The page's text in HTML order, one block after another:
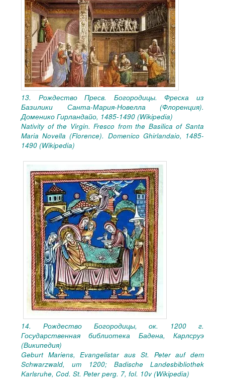
13. Рождество Пресв. Богородицы. Фреска из
Базилики Санта-Мария-Новелла (Флоренция).
Доменико Гирландайо, 1485-1490 (Wikipedia)
Nativity of the Virgin. Fresco from the Basilica of Santa
Maria Novella (Florence). Domenico Ghirlandaio, 1485-
1490 (Wikipedia)
14. Рождество Богородицы, ок. 1200 г.
Государственная библиотека Бадена, Карлсруэ
(Википедия)
Geburt Mariens, Evangelistar aus St. Peter auf dem
Schwarzwald, um 1200; Badische Landesbibliothek
Karlsruhe, Cod. St. Peter perg. 7, fol. 10v (Wikipedia)